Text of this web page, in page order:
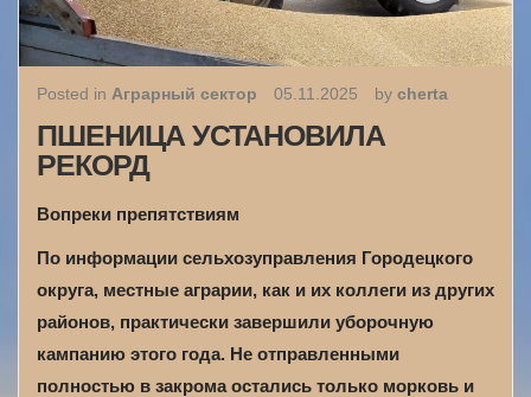
Posted in Аграрный сектор 05.11.2025 by cherta
ПШЕНИЦА УСТАНОВИЛА
РЕКОРД
Вопреки препятствиям
По информации сельхозуправления Городецкого
округа, местные аграрии, как и их коллеги из других
районов, практически завершили уборочную
кампанию этого года. Не отправленными
полностью в закрома остались только морковь и